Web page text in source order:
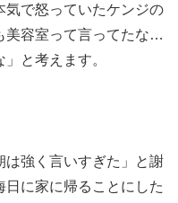
気で怒っていたケンジの
美容室って言ってたな…
と考えます。
は強く言いすぎた」と謝
に家に帰ることにした